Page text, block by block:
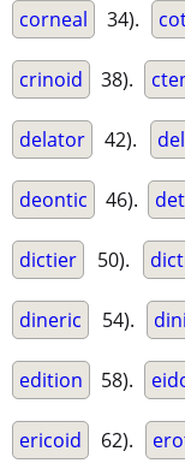
corneal 34).
crinoid 38).
delator 42).
deontic 46).
dictier 50).
dineric 54).
edition 58).
ericoid 62).